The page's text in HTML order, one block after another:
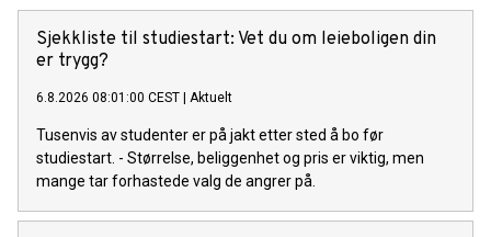
Sjekkliste til studiestart: Vet du om leieboligen din
er trygg?
6.8.2026 08:01:00 CEST | Aktuelt
Tusenvis av studenter er på jakt etter sted å bo før
studiestart. - Størrelse, beliggenhet og pris er viktig, men
mange tar forhastede valg de angrer på.